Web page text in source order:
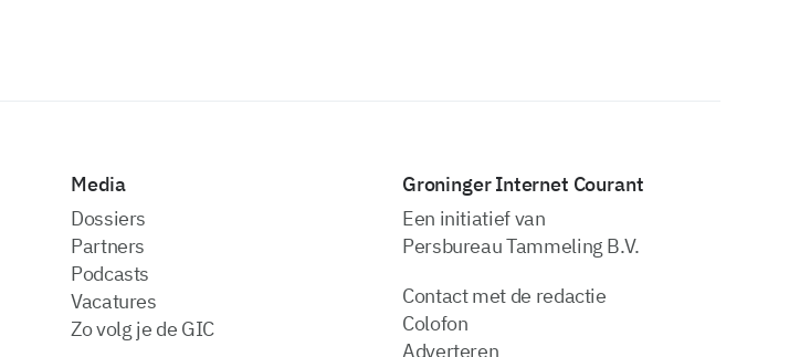
Media
dossiers
partners
podcasts
vacatures
zo volg je de GIC
Groninger Internet Courant
Een initiatief van
Persbureau Tammeling B.V.
Contact met de redactie
Colofon
Adverteren